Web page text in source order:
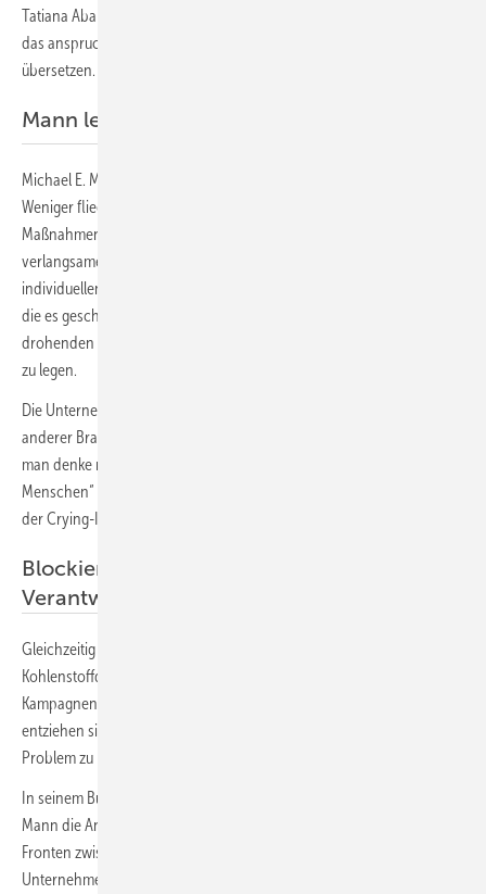
Tatiana Abarzúa und Herbert Eppel wagte sich mutig an die Aufgabe,
das anspruchsvolle Original für deutschsprachige Leser zu
übersetzen.
Mann legt die Finger direkt in die Wunde
Michael E. Manns Buch legt die Finger direkt in die Wunde: Recyceln.
Weniger fliegen. Weniger Fleisch essen. Das sind einige der
Maßnahmen, von denen uns gesagt wurde, dass sie den Klimawandel
verlangsamen können. Aber die übermäßige Betonung des
individuellen Verhaltens ist das Ergebnis einer Marketingkampagne,
die es geschafft hat, die Verantwortung für die Bewältigung des
drohenden Klimawandels vollständig auf die Schultern des Einzelnen
zu legen.
Die Unternehmen der fossilen Brennstoffindustrie sind dem Beispiel
anderer Branchen gefolgt, die ebenso die Schuld von sich weisen –
man denke nur an „Waffen töten keine Menschen, Menschen töten
Menschen“ – oder an das Greenwashing der Getränkeindustrie mit
der Crying-Indian-Kampagne in den 1970er Jahren.
Blockieren, diskreditieren, sich der
Verantwortung entziehen
Gleichzeitig blockieren sie Bemühungen, den Ausstoß von
Kohlenstoffdioxid zu regulieren oder zu bepreisen, führen teure PR-
Kampagnen durch, um praktikable Alternativen zu diskreditieren, und
entziehen sich ihrer Verantwortung, das von ihnen geschaffene
Problem zu lösen. Das Ergebnis ist für unseren Planeten verheerend.
In seinem Buch „Propagandaschlacht ums Klima“ vertritt Michael E.
Mann die Ansicht, dass noch nicht alles verloren ist. Er beschreibt die
Fronten zwischen den Verbrauchern und den Verursachern – den
Unternehmen der fossilen Brennstoffindustrie, den rechtsgerichteten